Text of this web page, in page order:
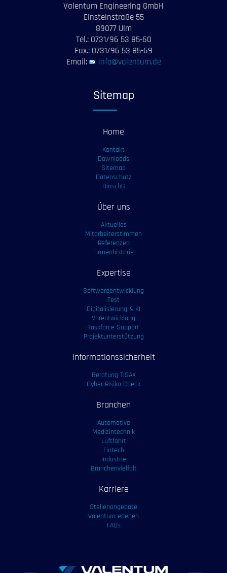
Valentum Engineering GmbH
Einsteinstraße 55
89077 Ulm
Tel.: 0731/96 53 85-60
Fax.: 0731/96 53 85-69
Email:
info@valentum.de
Sitemap
Home
Kontakt
Downloads
Sitemap
Datenschutz
HinschG
Über uns
Aktuelles
Mitarbeiterstimmen
Referenzen
Firmenhistorie
Expertise
Softwareentwicklung
Test
Digitalisierung & KI
Vorentwicklung
Taskforce Support
Projektunterstützung
Informationssicherheit
Beratung TISAX
Cyber-Risiko-Check
Branchen
Automotive
Medizintechnik
Luftfahrt
Fintech
Industrie
Branchenvielfalt
Karriere
Stellenangebote
Valentum erleben
FAQs